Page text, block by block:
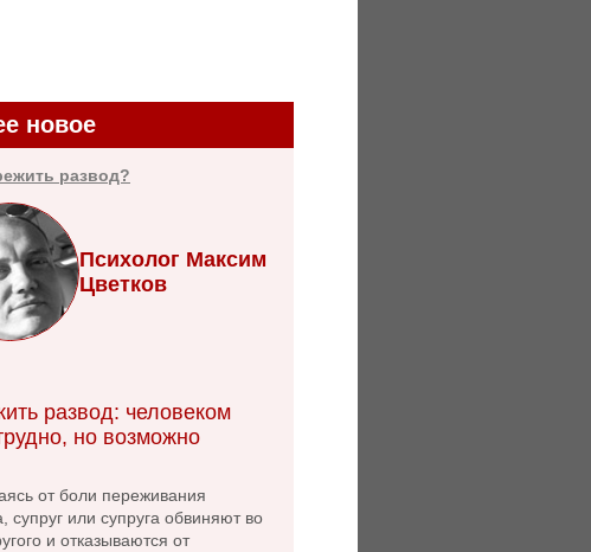
новое
развод?
Психолог Максим
Цветков
развод: человеком
но возможно
от боли переживания
супруг или супруга обвиняют во
и отказываются от